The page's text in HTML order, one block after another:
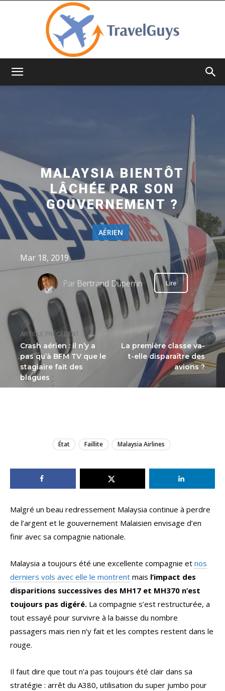
ARTICLE PRÉCÉDENT
Crash aérien : il n’y a
pas qu’à BFM TV que le
stagiaire fait des
blagues
ARTICLE SUIVANT
La première classe va-
t-elle disparaître des
avions ?
MALAYSIA BIENTÔT
LÂCHÉE PAR SON
GOUVERNEMENT ?
AÉRIEN
Mar 18, 2019
Par Bertrand Duperrin Lire
État Faillite Malaysia Airlines
Malgré un beau redressement Malaysia continue à perdre
de l’argent et le gouvernement Malaisien envisage d’en
finir avec sa compagnie nationale.
Malaysia a toujours été une excellente compagnie et nos
derniers vols avec elle le montrent mais l’impact des
disparitions successives des MH17 et MH370 n’est
toujours pas digéré. La compagnie s’est restructurée, a
tout essayé pour survivre à la baisse du nombre
passagers mais rien n’y fait et les comptes restent dans le
rouge.
Il faut dire que tout n’a pas toujours été clair dans sa
stratégie : arrêt du A380, utilisation du super jumbo pour